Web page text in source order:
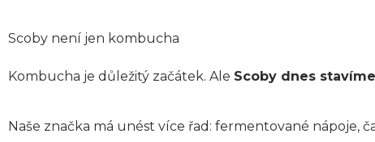
Scoby není jen kombucha
Kombucha je důležitý začátek. Ale Scoby dnes
Naše značka má unést více řad: fermentované nápoje,